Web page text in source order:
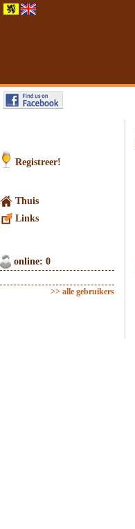
Registreer!
Thuis
Links
online: 0
>> alle gebruikers